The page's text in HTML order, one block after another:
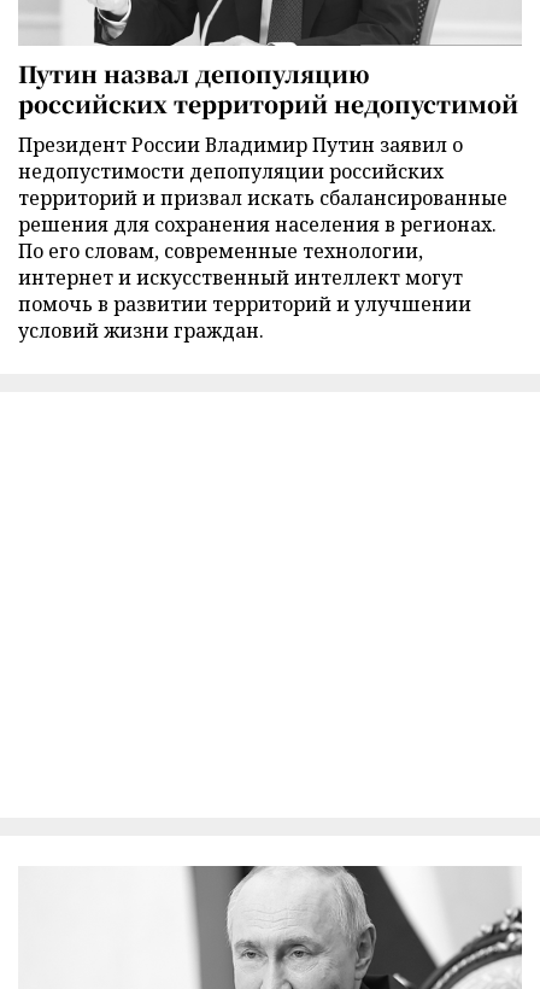
Путин назвал депопуляцию
российских территорий недопустимой
Президент России Владимир Путин заявил о
недопустимости депопуляции российских
территорий и призвал искать сбалансированные
решения для сохранения населения в регионах.
По его словам, современные технологии,
интернет и искусственный интеллект могут
помочь в развитии территорий и улучшении
условий жизни граждан.